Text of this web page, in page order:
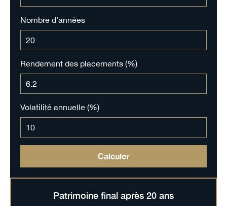
Nombre d'années
Rendement des placements (%)
Volatilité annuelle (%)
Calculer
Patrimoine final après 20 ans